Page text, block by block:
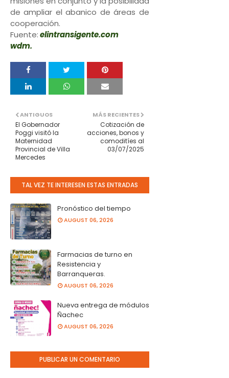
de ampliar el abanico de áreas de
cooperación.
Fuente:elintransigente.com
wdm.
MÁS RECIENTES
Cotización de
acciones, bonos y
comoditíes al
03/07/2025
ANTIGUOS
El Gobernador
Poggi visitó la
Maternidad
Provincial de Villa
Mercedes
TAL VEZ TE INTERESEN ESTAS ENTRADAS
Pronóstico del tiempo
AUGUST 06, 2026
Farmacias de turno en
Resistencia y
Barranqueras.
AUGUST 06, 2026
Nueva entrega de módulos
Ñachec
AUGUST 06, 2026
PUBLICAR UN COMENTARIO